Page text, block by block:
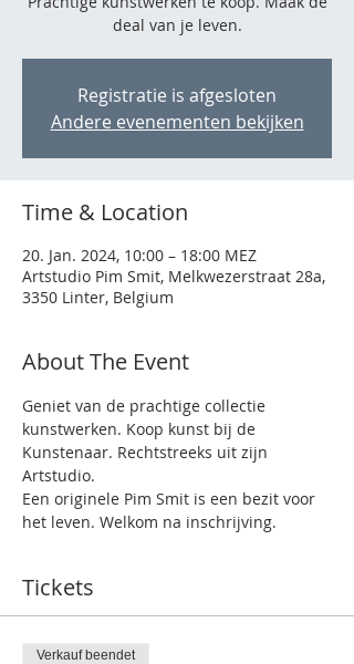
deal van je leven.
Registratie is afgesloten
Andere evenementen bekijken
Time & Location
20. Jan. 2024, 10:00 – 18:00 MEZ
Artstudio Pim Smit, Melkwezerstraat 28a,
3350 Linter, Belgium
About The Event
Geniet van de prachtige collectie
kunstwerken. Koop kunst bij de
Kunstenaar. Rechtstreeks uit zijn
Artstudio.
Een originele Pim Smit is een bezit voor
het leven. Welkom na inschrijving.
Tickets
Verkauf beendet